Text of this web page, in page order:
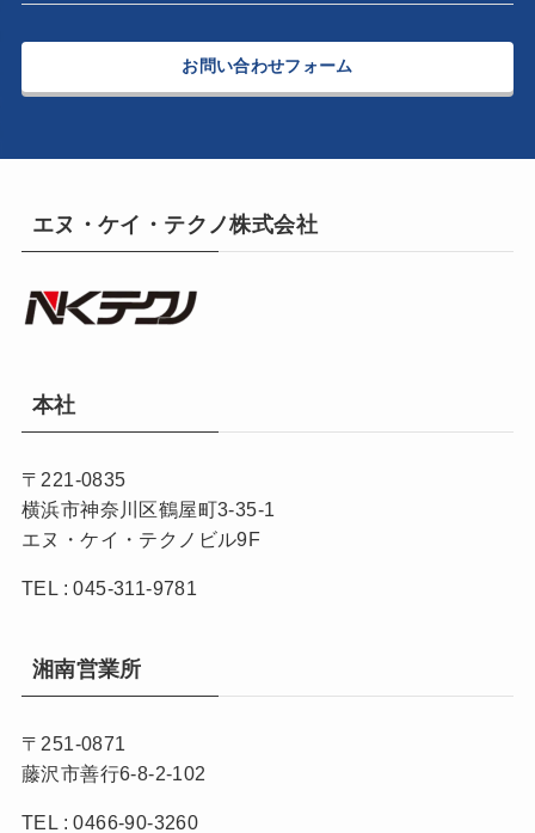
お問い合わせフォーム
エヌ・ケイ・テクノ株式会社
本社
〒221-0835
横浜市神奈川区鶴屋町3-35-1
エヌ・ケイ・テクノビル9F
TEL : 045-311-9781
湘南営業所
〒251-0871
藤沢市善行6-8-2-102
TEL : 0466-90-3260